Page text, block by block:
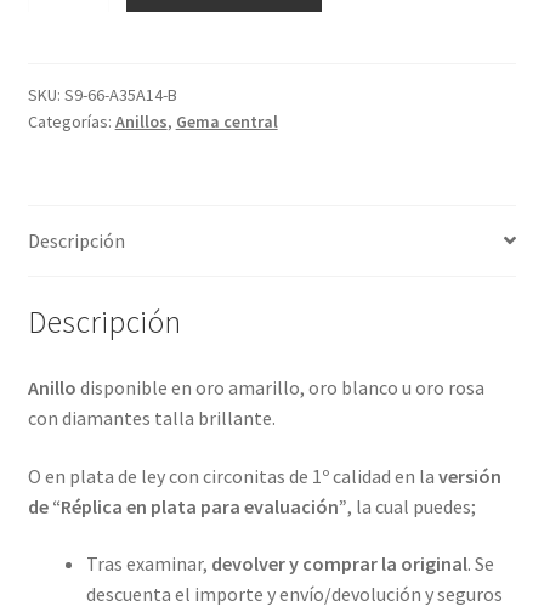
de
bandas
en
preciosos.
S9-
66-
cantidad
SKU: S9-66-A35A14-B
Categorías: Anillos, Gema central
Descripción
Descripción
Anillo disponible en oro amarillo, oro blanco u oro rosa
con diamantes talla brillante.
O en plata de ley con circonitas de 1º calidad en la versión
de “Réplica en plata para evaluación”, la cual puedes;
Tras examinar, devolver y comprar la original. Se
descuenta el importe y envío/devolución y seguros